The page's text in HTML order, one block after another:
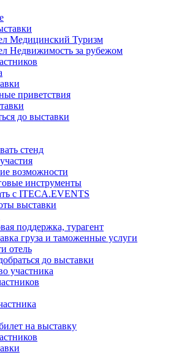
Медицинский Туризм
Недвижимость за рубежом
приветствия
до выставки
стенд
возможности
инструменты
с ITECA.EVENTS
выставки
поддержка, турагент
груза и таможенные услуги
отель
до выставки
участника
на выставку